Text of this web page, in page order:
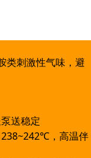
类刺激性气味，避
送稳定
，高温伴